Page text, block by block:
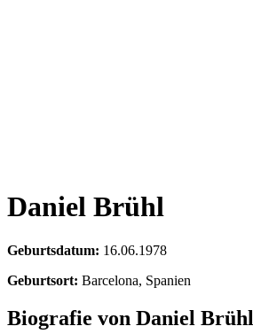
Daniel Brühl
Geburtsdatum: 16.06.1978
Geburtsort: Barcelona, Spanien
Biografie von Daniel Brühl